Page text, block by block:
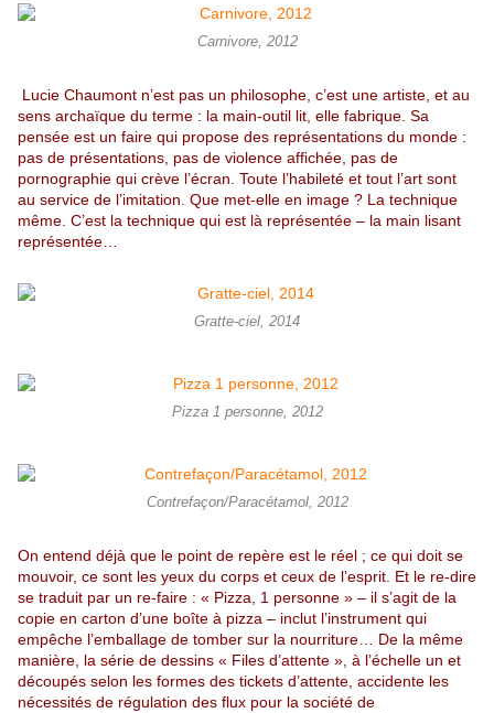
Carnivore, 2012
Lucie Chaumont n’est pas un philosophe, c’est une artiste, et au
sens archaïque du terme : la main-outil lit, elle fabrique. Sa
pensée est un faire qui propose des représentations du monde :
pas de présentations, pas de violence affichée, pas de
pornographie qui crève l’écran. Toute l’habileté et tout l’art sont
au service de l’imitation. Que met-elle en image ? La technique
même. C’est la technique qui est là représentée – la main lisant
représentée…
Gratte-ciel, 2014
Pizza 1 personne, 2012
Contrefaçon/Paracétamol, 2012
On entend déjà que le point de repère est le réel ; ce qui doit se
mouvoir, ce sont les yeux du corps et ceux de l’esprit. Et le re-dire
se traduit par un re-faire : « Pizza, 1 personne » – il s’agit de la
copie en carton d’une boîte à pizza – inclut l’instrument qui
empêche l’emballage de tomber sur la nourriture… De la même
manière, la série de dessins « Files d’attente », à l’échelle un et
découpés selon les formes des tickets d’attente, accidente les
nécessités de régulation des flux pour la société de